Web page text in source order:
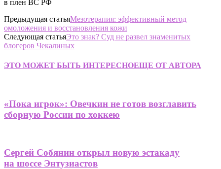
Предыдущая статьяМезотерапия: эффективный метод
омоложения и восстановления кожи
Следующая статьяЭто знак? Суд не развел знаменитых
блогеров Чекалиных
ЭТО МОЖЕТ БЫТЬ ИНТЕРЕСНОЕЩЕ ОТ АВТОРА
«Пока игрок»: Овечкин не готов возглавить
сборную России по хоккею
Сергей Собянин открыл новую эстакаду
на шоссе Энтузиастов